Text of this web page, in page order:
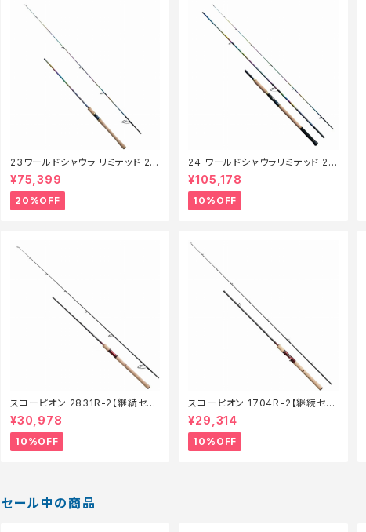
23ワールドシャウラ リミテッド 27
03R‐2【特価竿】【20】
¥75,399
20%OFF
24 ワールドシャウラリミテッド 21
053R-3【継続セール_ロッド】【1
0】
¥105,178
10%OFF
スコーピオン 2831R-2【継続セー
ル_ロッド】【10】
¥30,978
10%OFF
スコーピオン 1704R-2【継続セー
ル_ロッド】【10】
¥29,314
10%OFF
セール中の商品